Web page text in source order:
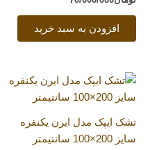
افزودن به سبد خرید
تشک ایپک مدل ایرن یکنفره
سایز 200×100 سانتیمتر